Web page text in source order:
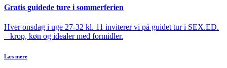
Gratis guidede ture i sommerferien
Hver onsdag i uge 27-32 kl. 11 inviterer vi på guidet tur i SEX.ED.
– krop, køn og idealer med formidler.
Læs mere